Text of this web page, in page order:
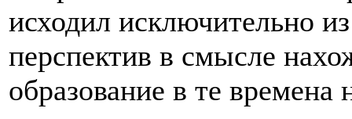
исходил исключительно
перспектив в смысле
образование в те времена